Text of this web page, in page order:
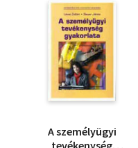
A személyügyi
tevékenység